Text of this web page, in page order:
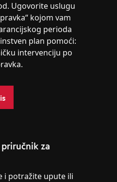
Ugovorite uslugu
kojom vam
perioda
plan pomoći:
intervenciju po
za
i potražite upute ili